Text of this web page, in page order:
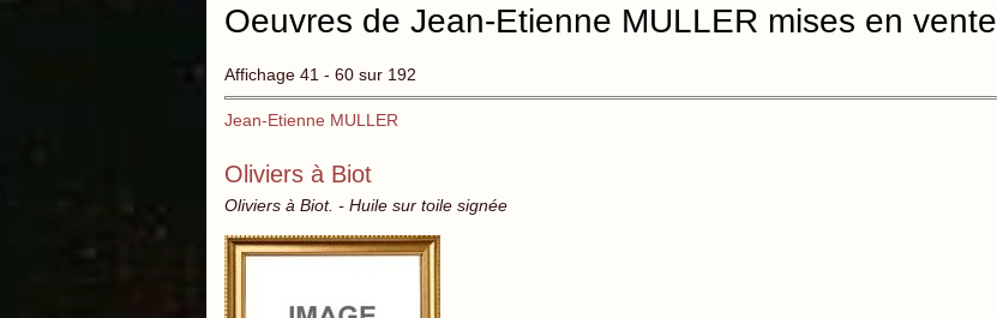
Oeuvres de Jean-Etienne MULLER mises en vente
Affichage 41 - 60 sur 192
Jean-Etienne MULLER
Oliviers à Biot
Oliviers à Biot. - Huile sur toile signée